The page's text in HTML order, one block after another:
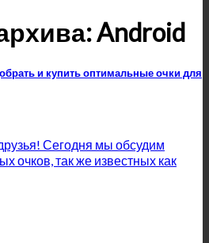
Android
и купить оптимальные очки для
Сегодня мы обсудим
очков, так же известных как